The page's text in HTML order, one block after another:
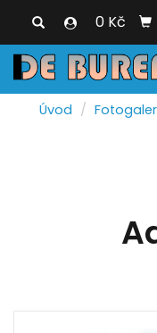
0 Kč
Úvod